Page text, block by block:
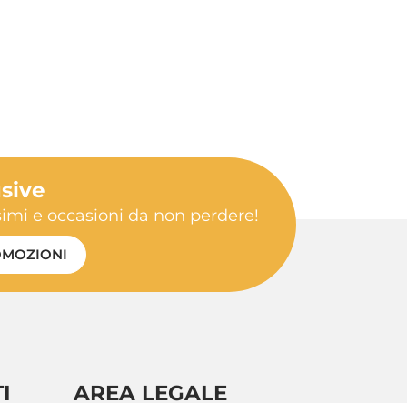
e occasioni da non perdere!
AREA LEGALE